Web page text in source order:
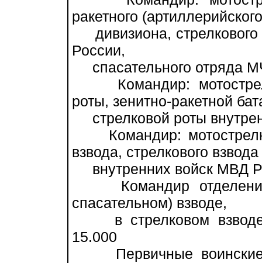
ракетного
дивизиона, стрелкового
России,
спасательного отряда
Командир:
роты, зенитно-ракетной
стрелковой роты
Командир:
взвода, стрелкового взвода
внутренних войск МВД
Командир отделения:
спасательном) взводе,
в стрелковом взводе
15.000
Первичные воинские